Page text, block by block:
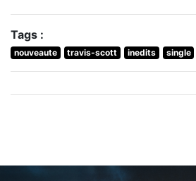
Tags :
nouveaute travis-scott inedits single